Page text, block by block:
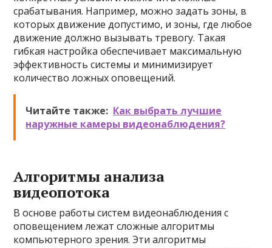
срабатывания. Например, можно задать зоны, в
которых движение допустимо, и зоны, где любое
движение должно вызывать тревогу. Такая
гибкая настройка обеспечивает максимальную
эффективность системы и минимизирует
количество ложных оповещений.
Читайте также: Как выбрать лучшие
наружные камеры видеонаблюдения?
Алгоритмы анализа
видеопотока
В основе работы систем видеонаблюдения с
оповещением лежат сложные алгоритмы
компьютерного зрения. Эти алгоритмы